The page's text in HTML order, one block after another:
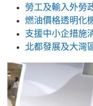
勞工及輸入外勞
燃油價格透明化
支援中小企措施
北都發展及大灣